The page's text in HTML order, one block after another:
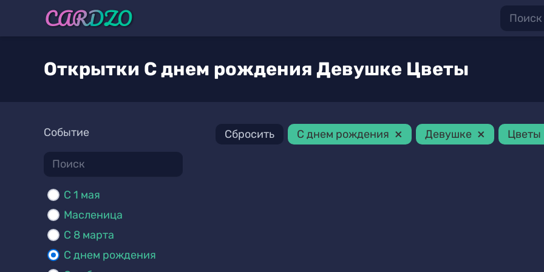
Открытки С днем рождения Девушке Цветы
Событие
C 1 мая
Масленица
С 8 марта
С днем рождения
Сбросить С днем рождения × Девушке × Цветы